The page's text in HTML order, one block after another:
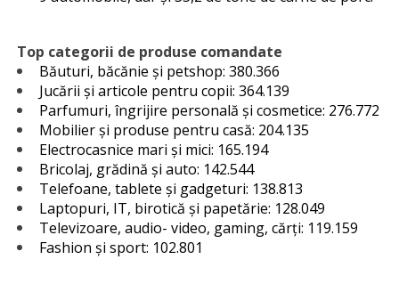
Top categorii de produse comandate
Băuturi, băcănie și petshop: 380.366
Jucării și articole pentru copii: 364.139
Parfumuri, îngrijire personală și cosmetice: 276.772
Mobilier și produse pentru casă: 204.135
Electrocasnice mari și mici: 165.194
Bricolaj, grădină și auto: 142.544
Telefoane, tablete și gadgeturi: 138.813
Laptopuri, IT, birotică și papetărie: 128.049
Televizoare, audio- video, gaming, cărți: 119.159
Fashion și sport: 102.801